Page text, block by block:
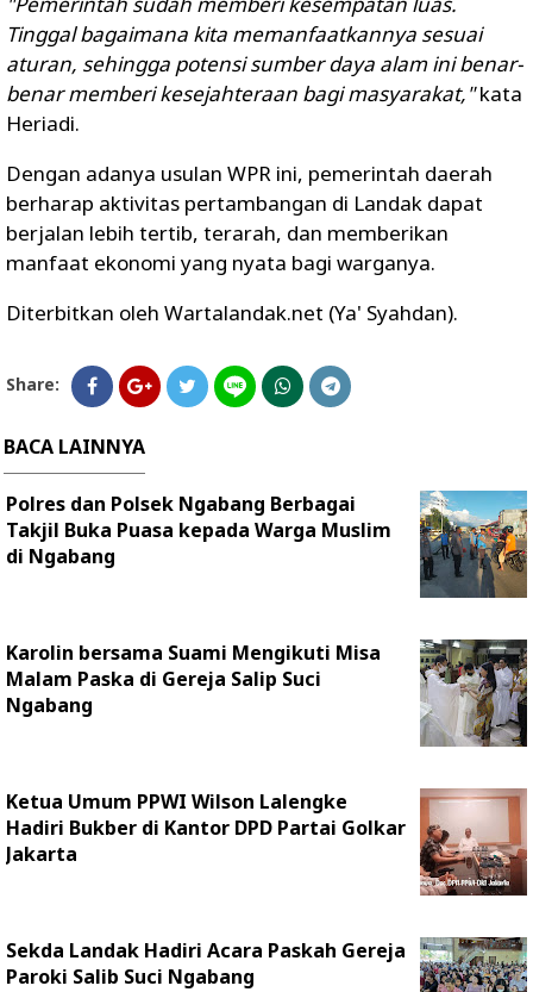
Tinggal bagaimana kita memanfaatkannya sesuai
aturan, sehingga potensi sumber daya alam ini benar-
benar memberi kesejahteraan bagi masyarakat,"kata
Heriadi.
Dengan adanya usulan WPR ini, pemerintah daerah
berharap aktivitas pertambangan di Landak dapat
berjalan lebih tertib, terarah, dan memberikan
manfaat ekonomi yang nyata bagi warganya.
Diterbitkan oleh Wartalandak.net (Ya' Syahdan).
Share:
BACA LAINNYA
Polres dan Polsek Ngabang Berbagai
Takjil Buka Puasa kepada Warga Muslim
di Ngabang
Karolin bersama Suami Mengikuti Misa
Malam Paska di Gereja Salip Suci
Ngabang
Ketua Umum PPWI Wilson Lalengke
Hadiri Bukber di Kantor DPD Partai Golkar
Jakarta
Sekda Landak Hadiri Acara Paskah Gereja
Paroki Salib Suci Ngabang